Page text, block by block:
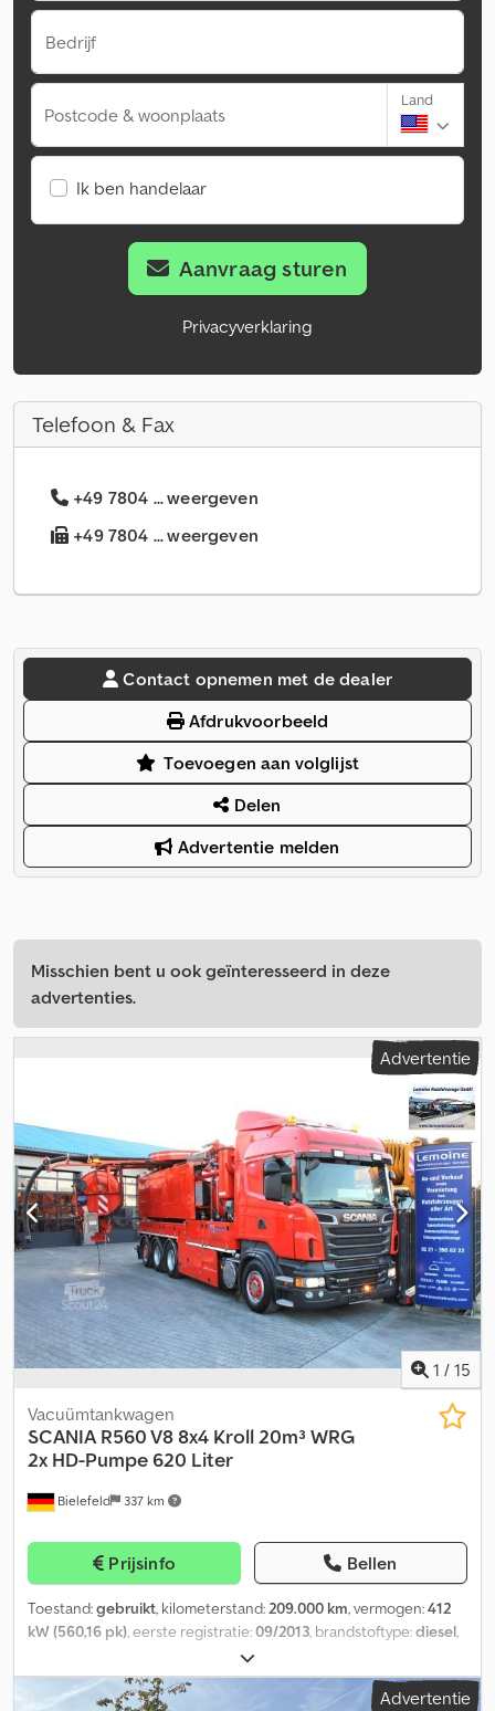
Bedrijf
Postcode & woonplaats
Land
Ik ben handelaar
Aanvraag sturen
Privacyverklaring
Telefoon & Fax
+49 7804 ... weergeven
+49 7804 ... weergeven
Contact opnemen met de dealer
Afdrukvoorbeeld
Toevoegen aan volglijst
Delen
Advertentie melden
Misschien bent u ook geïnteresseerd in deze
advertenties.
Advertentie
1 / 15
Bielefeld 337 km
Vacuümtankwagen
SCANIA R560 V8 8x4 Kroll 20m³ WRG
2x HD-Pumpe 620 Liter
Prijsinfo Bellen
Toestand:gebruikt, kilometerstand:209.000 km, vermogen:412
kW (560,16 pk), eerste registratie:09/2013, brandstoftype:diesel,
, remmen:retarder
overbrenging:halfautomatisch, emissieklasse:Euro 5, laadruimte
inhoud:
20 m³, Uitrusting: ABS, airconditioning, compressor,
Advertentie